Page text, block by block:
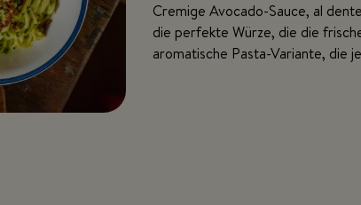
Cremige Avocado-Sauce, al
die perfekte Würze, die die
aromatische Pasta-Variante, die